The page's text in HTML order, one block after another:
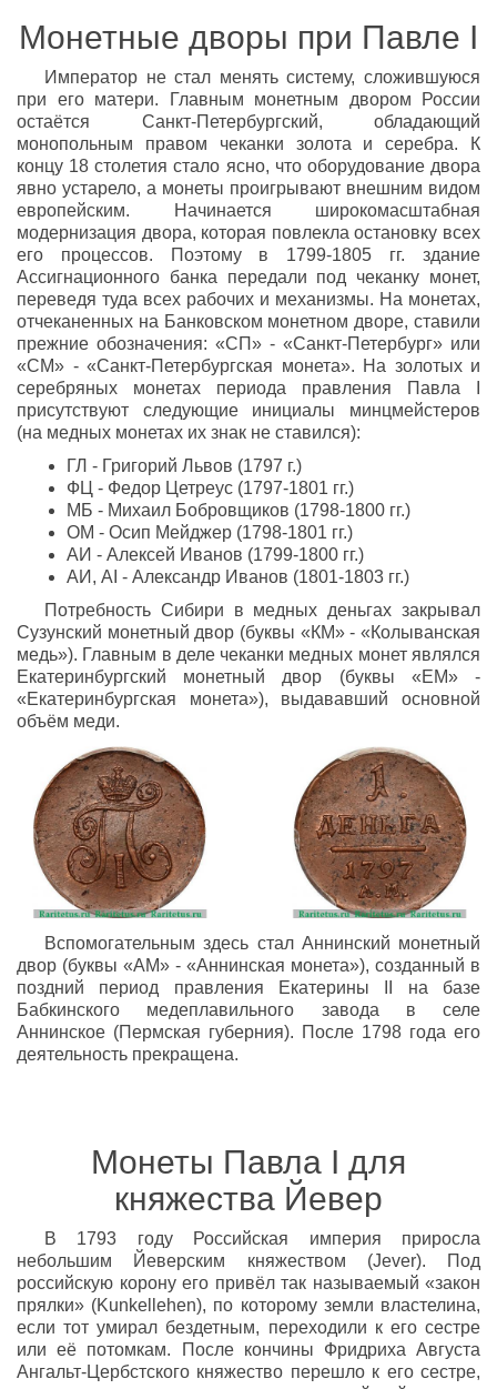
Монетные дворы при Павле I
Император не стал менять систему, сложившуюся
при его матери. Главным монетным двором России
остаётся Санкт-Петербургский, обладающий
монопольным правом чеканки золота и серебра. К
концу 18 столетия стало ясно, что оборудование двора
явно устарело, а монеты проигрывают внешним видом
европейским. Начинается широкомасштабная
модернизация двора, которая повлекла остановку всех
его процессов. Поэтому в 1799-1805 гг. здание
Ассигнационного банка передали под чеканку монет,
переведя туда всех рабочих и механизмы. На монетах,
отчеканенных на Банковском монетном дворе, ставили
прежние обозначения: «СП» - «Санкт-Петербург» или
«СМ» - «Санкт-Петербургская монета». На золотых и
серебряных монетах периода правления Павла I
присутствуют следующие инициалы минцмейстеров
(на медных монетах их знак не ставился):
ГЛ - Григорий Львов (1797 г.)
ФЦ - Федор Цетреус (1797-1801 гг.)
МБ - Михаил Бобровщиков (1798-1800 гг.)
ОМ - Осип Мейджер (1798-1801 гг.)
АИ - Алексей Иванов (1799-1800 гг.)
АИ, AI - Александр Иванов (1801-1803 гг.)
Потребность Сибири в медных деньгах закрывал
Сузунский монетный двор (буквы «КМ» - «Колыванская
медь»). Главным в деле чеканки медных монет являлся
Екатеринбургский монетный двор (буквы «ЕМ» -
«Екатеринбургская монета»), выдававший основной
объём меди.
Вспомогательным здесь стал Аннинский монетный
двор (буквы «АМ» - «Аннинская монета»), созданный в
поздний период правления Екатерины II на базе
Бабкинского медеплавильного завода в селе
Аннинское (Пермская губерния). После 1798 года его
деятельность прекращена.
Монеты Павла I для
княжества Йевер
В 1793 году Российская империя приросла
небольшим Йеверским княжеством (Jever). Под
российскую корону его привёл так называемый «закон
прялки» (Kunkellehen), по которому земли властелина,
если тот умирал бездетным, переходили к его сестре
или её потомкам. После кончины Фридриха Августа
Ангальт-Цербстского княжество перешло к его сестре,